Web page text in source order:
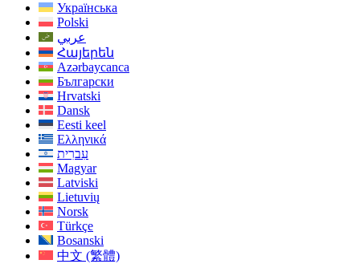
Українська
Polski
عربي
Հայերեն
Azərbaycanca
Български
Hrvatski
Dansk
Eesti keel
Ελληνικά
עִברִית
Magyar
Latviski
Lietuvių
Norsk
Türkçe
Bosanski
中文 (繁體)